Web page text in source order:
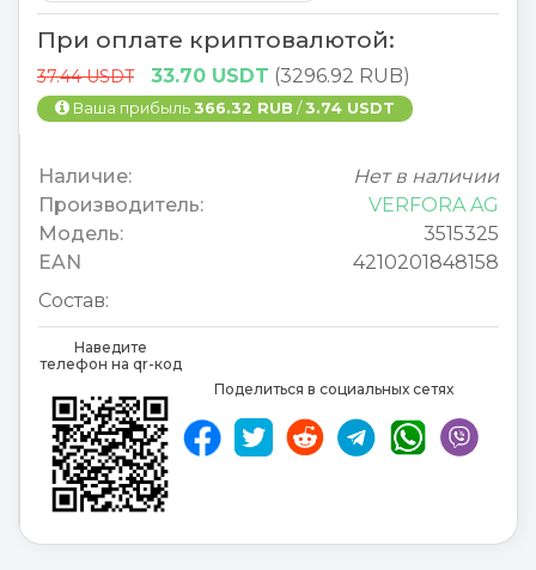
При оплате криптовалютой:
37.44 USDT 33.70 USDT (3296.92 RUB)
Ваша прибыль 366.32 RUB /3.74 USDT
Наличие:
Нет в наличии
Производитель:
VERFORA AG
Модель:
3515325
EAN
4210201848158
Состав:
Наведите
телефон на qr-код
Поделиться в социальных сетях